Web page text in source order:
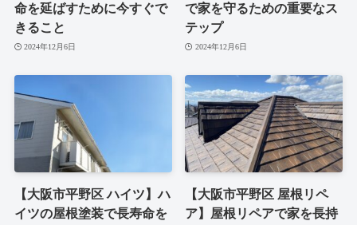
命を延ばすために今すぐで
きること
2024年12月6日
で家を守るための重要なス
テップ
2024年12月6日
【大阪市平野区 ハイツ】ハ
イツの屋根塗装で長寿命を
【大阪市平野区 屋根リペ
ア】屋根リペアで家を長持